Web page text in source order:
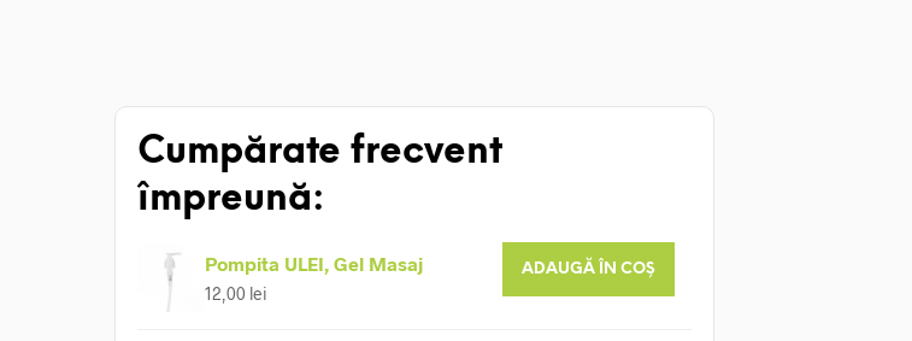
Cumpărate frecvent
împreună:
Pompita ULEI, Gel Masaj
12,00 lei
ADAUGĂ ÎN COȘ